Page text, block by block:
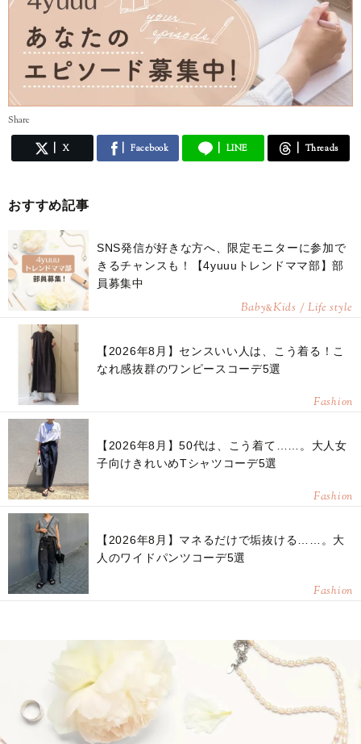
Share
X Facebook LINE Threads
おすすめ記事
SNS発信が好きな方へ、限定モニターに参加で
きるチャンスも！【4yuuuトレンドママ部】部
員募集中
Baby&Kids / Life style
【2026年8月】センスいい人は、こう着る！こ
なれ感抜群のワンピースコーデ5選
Fashion
【2026年8月】50代は、こう着て……。大人女
子向けきれいめTシャツコーデ5選
Fashion
【2026年8月】マネるだけで垢抜ける……。大
人のワイドパンツコーデ5選
Fashion